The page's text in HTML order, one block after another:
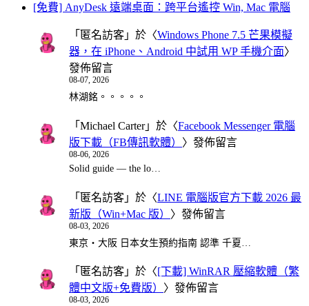
[免費] AnyDesk 遠端桌面：跨平台遙控 Win, Mac 電腦
「 匿名訪客 」於〈Windows Phone 7.5 芒果模擬
器，在 iPhone、Android 中試用 WP 手機介面〉
發佈留言
08-07, 2026
林湖銘。。。。。
「 Michael Carter」於〈Facebook Messenger 電腦
版下載（FB傳訊軟體） 〉發佈留言
08-06, 2026
Solid guide — the lo…
「 匿名訪客 」於〈LINE 電腦版官方下載 2026 最
新版（Win+Mac 版） 〉發佈留言
08-03, 2026
東京・大阪 日本女生預約指南 認準 千夏…
「 匿名訪客 」於〈[下載] WinRAR 壓縮軟體（繁
體中文版+免費版） 〉發佈留言
08-03, 2026